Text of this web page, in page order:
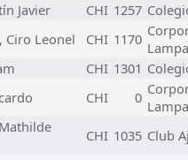
Javier CHI 1257
Ciro Leonel CHI 1170 Lampa
CHI 1301
CHI 0 Lampa
CHI 1035 Club